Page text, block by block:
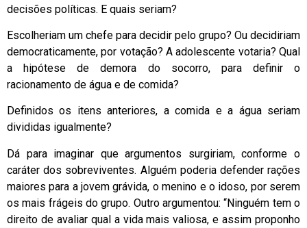
decisões políticas. E quais seriam?
Escolheriam um chefe para decidir pelo grupo? Ou decidiriam
democraticamente, por votação? A adolescente votaria? Qual
a hipótese de demora do socorro, para definir o
racionamento de água e de comida?
Definidos os itens anteriores, a comida e a água seriam
divididas igualmente?
Dá para imaginar que argumentos surgiriam, conforme o
caráter dos sobreviventes. Alguém poderia defender rações
maiores para a jovem grávida, o menino e o idoso, por serem
os mais frágeis do grupo. Outro argumentou: “Ninguém tem o
direito de avaliar qual a vida mais valiosa, e assim proponho